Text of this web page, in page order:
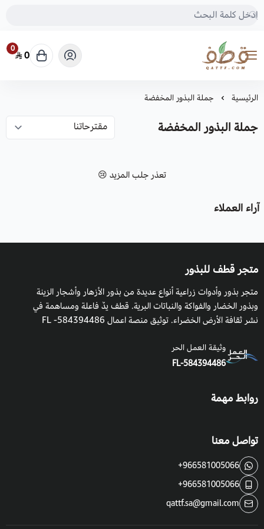
متجر قطف للبذور
0
0
الرئيسية جملة البذور المخفضة
جملة البذور المخفضة
تعذر جلب المزيد 😢
آراء العملاء
متجر قطف للبذور
متجر بذور وأدوات زراعية أنواع عديدة من بذور الأزهار وأشجار الزينة
وبذور الخضار والفواكة والنباتات البرية. قطف يدٌ فاعلة ومساهمة في
نشر ثقافة الأرض الخضراء. توثيق منصة اعمال 584394486- FL
وثيقة العمل الحر
FL-584394486
روابط مهمة
تواصل معنا
+966581005066
+966581005066
qattf.sa@gmail.com